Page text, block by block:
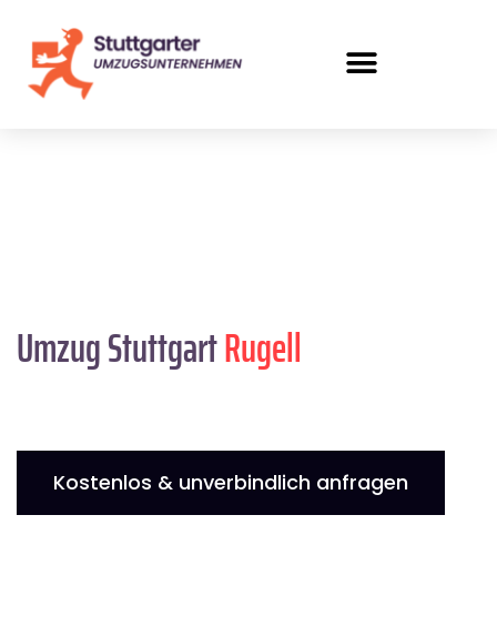
Umzug StuttgartRugell
Kostenlos & unverbindlich anfragen